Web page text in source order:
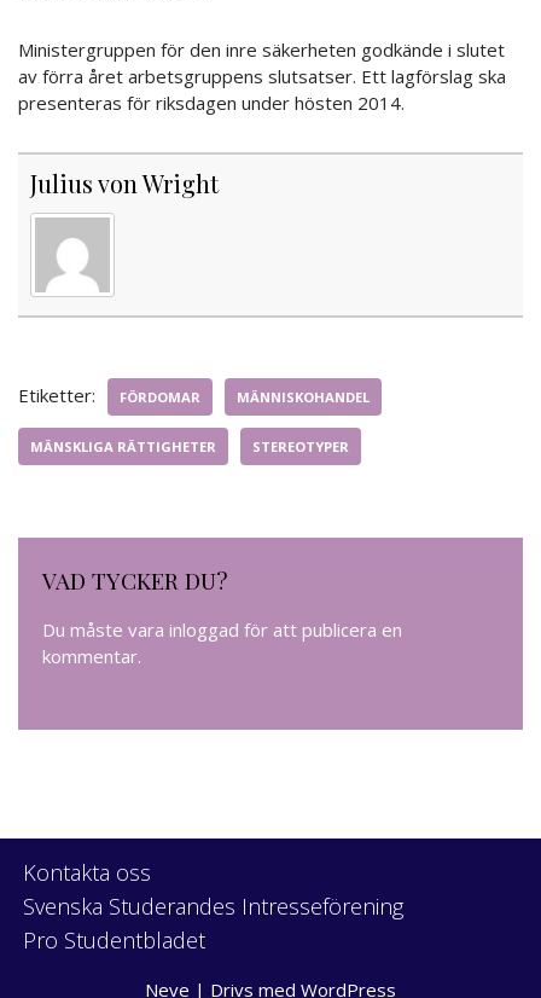
Ministergruppen för den inre säkerheten godkände i slutet
av förra året arbetsgruppens slutsatser. Ett lagförslag ska
presenteras för riksdagen under hösten 2014.
Julius von Wright
Etiketter: FÖRDOMAR MÄNNISKOHANDEL
MÄNSKLIGA RÄTTIGHETER STEREOTYPER
VAD TYCKER DU?
Du måste vara inloggad för att publicera en
kommentar.
Kontakta oss
Svenska Studerandes Intresseförening
Pro Studentbladet
Neve | Drivs med WordPress